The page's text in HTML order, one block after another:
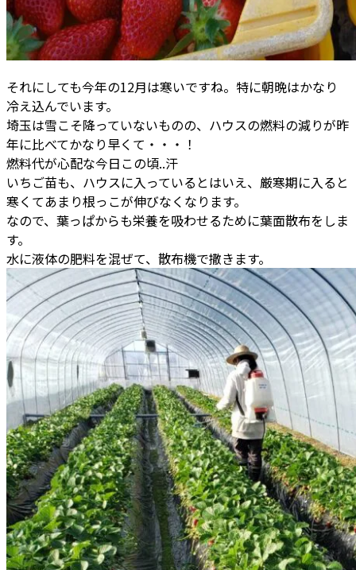
それにしても今年の12月は寒いですね。特に朝晩はかなり
冷え込んでいます。
埼玉は雪こそ降っていないものの、ハウスの燃料の減りが昨
年に比べてかなり早くて・・・！
燃料代が心配な今日この頃..汗
いちご苗も、ハウスに入っているとはいえ、厳寒期に入ると
寒くてあまり根っこが伸びなくなります。
なので、葉っぱからも栄養を吸わせるために葉面散布をしま
す。
水に液体の肥料を混ぜて、散布機で撒きます。